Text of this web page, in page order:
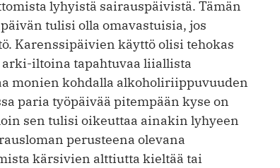
lyhyistä sairauspäivistä. Tämän
tulisi olla omavastuisia, jos
Karenssipäivien käyttö olisi tehokas
iltoina tapahtuvaa liiallista
monien kohdalla alkoholiriippuvuuden
paria työpäivää pitempään kyse on
sen tulisi oikeuttaa ­ainakin lyhyeen
perusteena olevana
kärsi­vien alttiutta kieltää tai